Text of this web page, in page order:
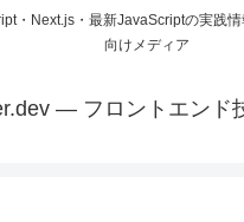
・Next.js・最新JavaScriptの実践
向けメディア
— フロントエンド